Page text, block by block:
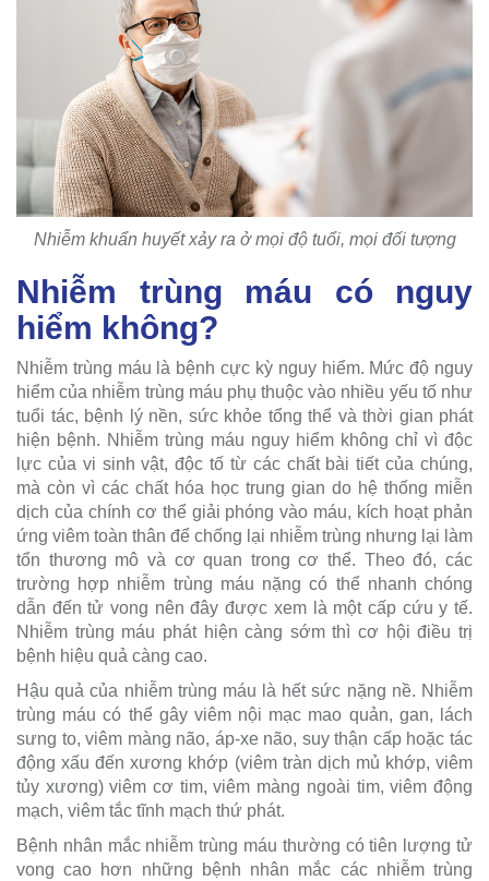
Nhiễm khuẩn huyết xảy ra ở mọi độ tuổi, mọi đối tượng
Nhiễm trùng máu có nguy
hiểm không?
Nhiễm trùng máu là bệnh cực kỳ nguy hiểm. Mức độ nguy
hiểm của nhiễm trùng máu phụ thuộc vào nhiều yếu tố như
tuổi tác, bệnh lý nền, sức khỏe tổng thể và thời gian phát
hiện bệnh. Nhiễm trùng máu nguy hiểm không chỉ vì độc
lực của vi sinh vật, độc tố từ các chất bài tiết của chúng,
mà còn vì các chất hóa học trung gian do hệ thống miễn
dịch của chính cơ thể giải phóng vào máu, kích hoạt phản
ứng viêm toàn thân để chống lại nhiễm trùng nhưng lại làm
tổn thương mô và cơ quan trong cơ thể. Theo đó, các
trường hợp nhiễm trùng máu nặng có thể nhanh chóng
dẫn đến tử vong nên đây được xem là một cấp cứu y tế.
Nhiễm trùng máu phát hiện càng sớm thì cơ hội điều trị
bệnh hiệu quả càng cao.
Hậu quả của nhiễm trùng máu là hết sức nặng nề. Nhiễm
trùng máu có thể gây viêm nội mạc mao quản, gan, lách
sưng to, viêm màng não, áp-xe não, suy thận cấp hoặc tác
động xấu đến xương khớp (viêm tràn dịch mủ khớp, viêm
tủy xương) viêm cơ tim, viêm màng ngoài tim, viêm động
mạch, viêm tắc tĩnh mạch thứ phát.
Bệnh nhân mắc nhiễm trùng máu thường có tiên lượng tử
vong cao hơn những bệnh nhân mắc các nhiễm trùng